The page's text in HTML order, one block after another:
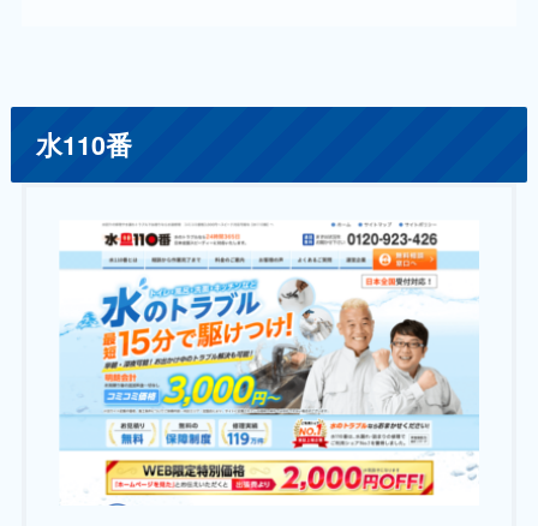
水110番